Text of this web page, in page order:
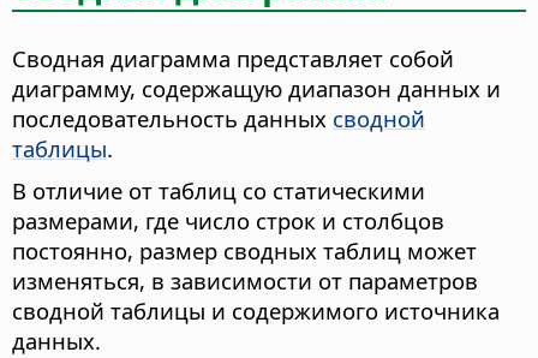
Сводная диаграмма представляет собой
диаграмму, содержащую диапазон данных и
последовательность данных сводной
таблицы.
В отличие от таблиц со статическими
размерами, где число строк и столбцов
постоянно, размер сводных таблиц может
изменяться, в зависимости от параметров
сводной таблицы и содержимого источника
данных.